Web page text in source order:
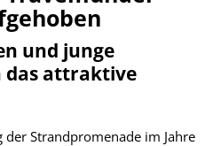
und junge
das attraktive
der Strandpromenade im Jahre